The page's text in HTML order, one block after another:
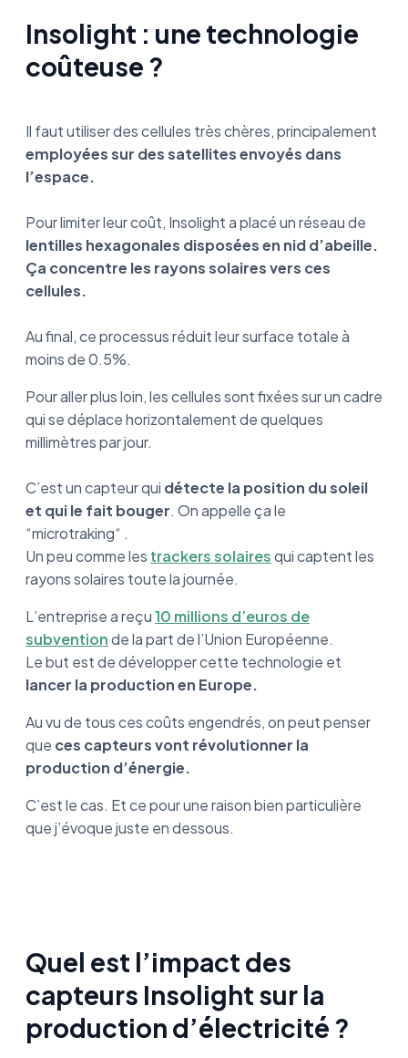
Insolight : une technologie
coûteuse ?
Il faut utiliser des cellules très chères, principalement
employées sur des satellites envoyés dans
l’espace.
Pour limiter leur coût, Insolight a placé un réseau de
lentilles hexagonales disposées en nid d’abeille.
Ça concentre les rayons solaires vers ces
cellules.
Au final, ce processus réduit leur surface totale à
moins de 0.5%.
Pour aller plus loin, les cellules sont fixées sur un cadre
qui se déplace horizontalement de quelques
millimètres par jour.
C’est un capteur qui détecte la position du soleil
et qui le fait bouger. On appelle ça le
“microtraking“ .
Un peu comme les trackers solairesqui captent les
rayons solaires toute la journée.
L’entreprise a reçu10 millions d’euros de
subventionde la part de l’Union Européenne.
Le but est de développer cette technologie et
lancer la production en Europe.
Au vu de tous ces coûts engendrés, on peut penser
que ces capteurs vont révolutionner la
production d’énergie.
C’est le cas. Et ce pour une raison bien particulière
que j’évoque juste en dessous.
Quel est l’impact des
capteurs Insolight sur la
production d’électricité ?